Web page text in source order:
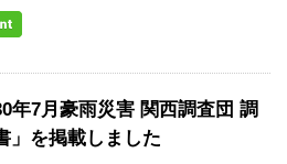
年7月豪雨災害 関西調査団 調
」を掲載しました